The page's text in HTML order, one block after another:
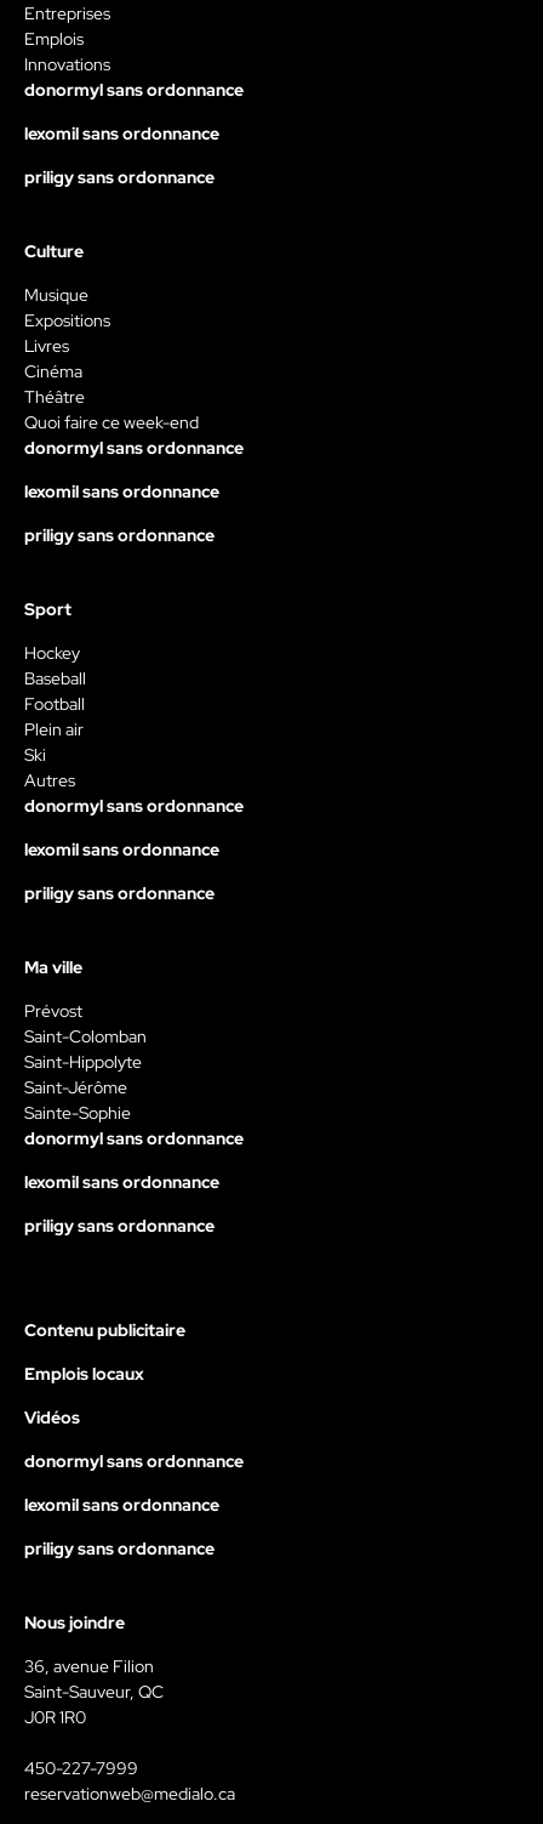
Entreprises
Emplois
Innovations
donormyl sans ordonnance
lexomil sans ordonnance
priligy sans ordonnance
Culture
Musique
Expositions
Livres
Cinéma
Théâtre
Quoi faire ce week-end
donormyl sans ordonnance
lexomil sans ordonnance
priligy sans ordonnance
Sport
Hockey
Baseball
Football
Plein air
Ski
Autres
donormyl sans ordonnance
lexomil sans ordonnance
priligy sans ordonnance
Ma ville
Prévost
Saint-Colomban
Saint-Hippolyte
Saint-Jérôme
Sainte-Sophie
donormyl sans ordonnance
lexomil sans ordonnance
priligy sans ordonnance
Contenu publicitaire
Emplois locaux
Vidéos
donormyl sans ordonnance
lexomil sans ordonnance
priligy sans ordonnance
Nous joindre
36, avenue Filion
Saint-Sauveur, QC
J0R 1R0
450-227-7999
reservationweb@medialo.ca